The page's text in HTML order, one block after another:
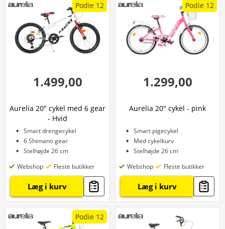
Podie 12
1.499,00
Aurelia 20" cykel med 6 gear
- Hvid
Smart drengecykel
6 Shimano gear
Stelhøjde 26 cm
Webshop
Fleste butikker
Læg i kurv
Podie 12
1.299,00
Aurelia 20" cykel - pink
Smart pigecykel
Med cykelkurv
Stelhøjde 26 cm
Webshop
Fleste butikker
Læg i kurv
Podie 12